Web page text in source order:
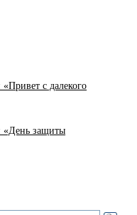
с далекого
«День защиты